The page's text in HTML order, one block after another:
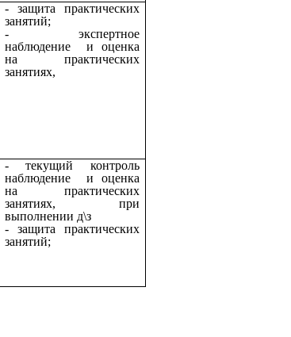
- защита практических
занятий;
- экспертное
наблюдение и оценка
на практических
занятиях,
- текущий контроль
наблюдение и оценка
на практических
занятиях, при
выполнении д\з
- защита практических
занятий;